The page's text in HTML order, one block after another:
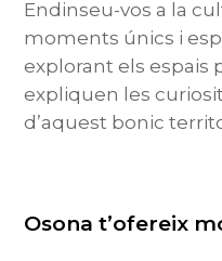
Endinseu-vos a la
moments únics i
explorant els espais
expliquen les
d’aquest bonic
Osona t’ofereix